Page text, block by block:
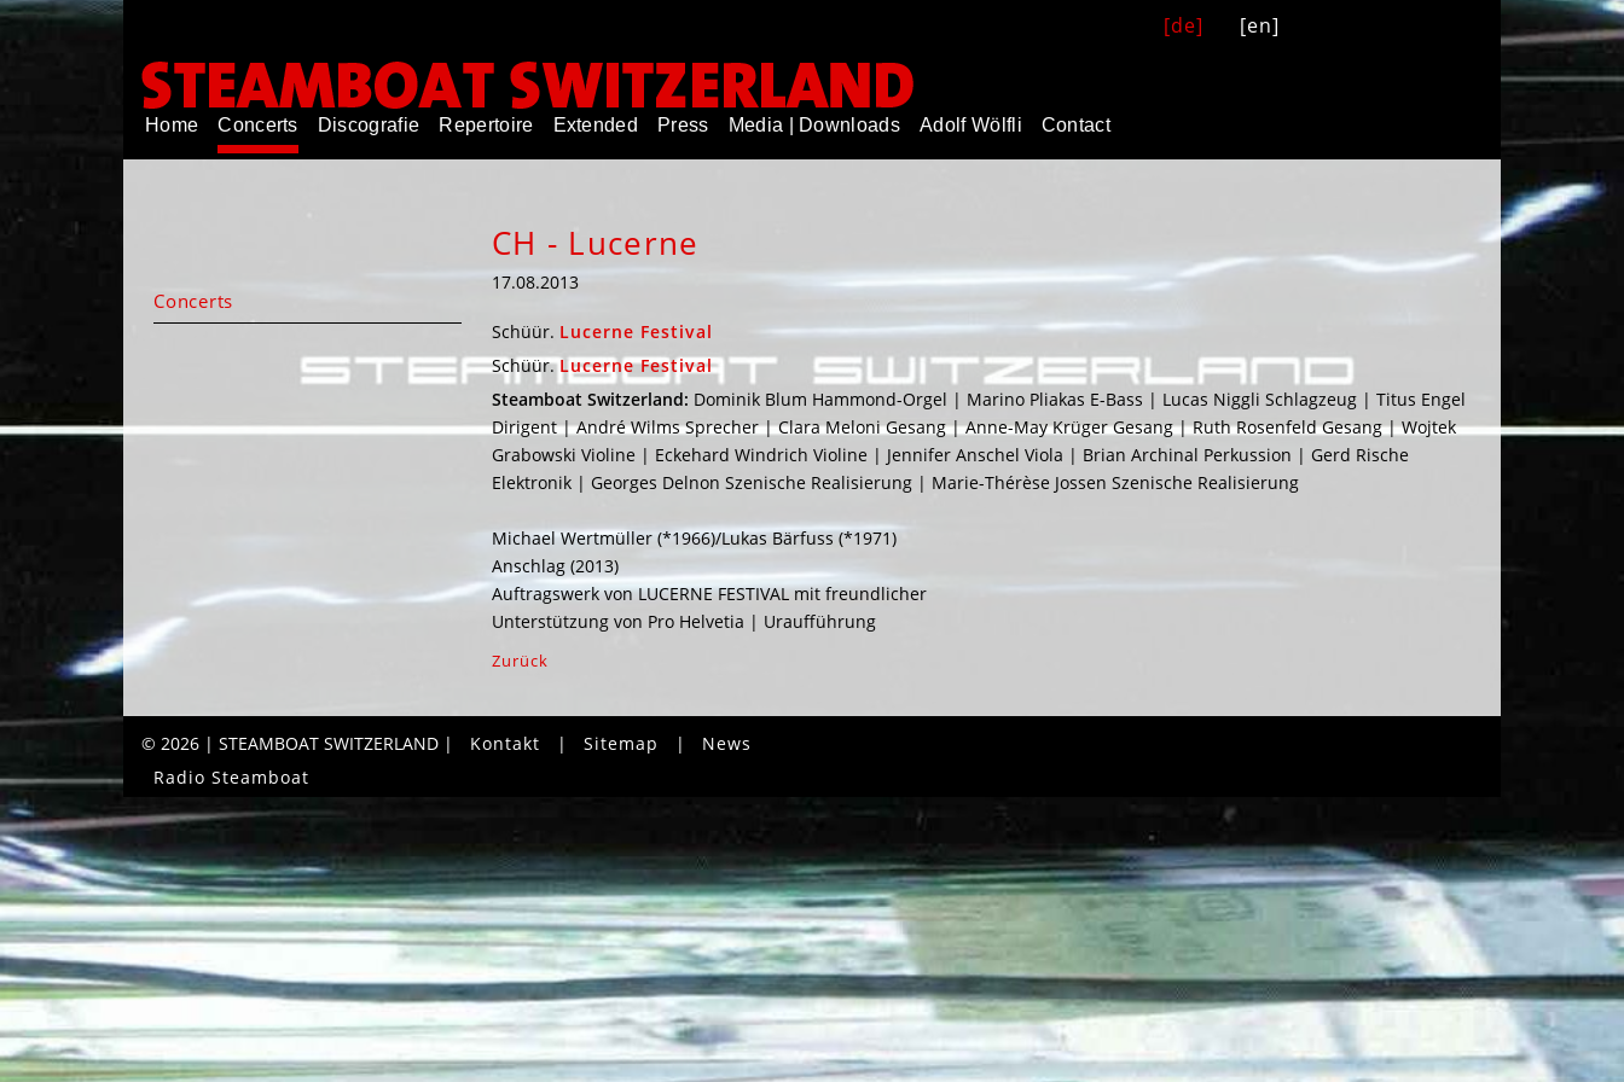
[de] [en]
Navigation
überspringen
Home Concerts Discografie Repertoire Extended Press Media | Downloads Adolf Wölfli Contact
CH - Lucerne
17.08.2013
Schüür. Lucerne Festival
Schüür.Lucerne Festival
Steamboat Switzerland: Dominik Blum Hammond-Orgel | Marino Pliakas E-Bass | Lucas Niggli Schlagzeug | Titus Engel
Dirigent | André Wilms Sprecher | Clara Meloni Gesang | Anne-May Krüger Gesang | Ruth Rosenfeld Gesang | Wojtek
Grabowski Violine | Eckehard Windrich Violine | Jennifer Anschel Viola | Brian Archinal Perkussion | Gerd Rische
Elektronik | Georges Delnon Szenische Realisierung | Marie-Thérèse Jossen Szenische Realisierung
Michael Wertmüller (*1966)/Lukas Bärfuss (*1971)
Anschlag (2013)
Auftragswerk von LUCERNE FESTIVAL mit freundlicher
Unterstützung von Pro Helvetia | Uraufführung
Zurück
Navigation
überspringen
Concerts
© 2026 | STEAMBOAT SWITZERLAND | Kontakt | Sitemap |
News
Radio Steamboat